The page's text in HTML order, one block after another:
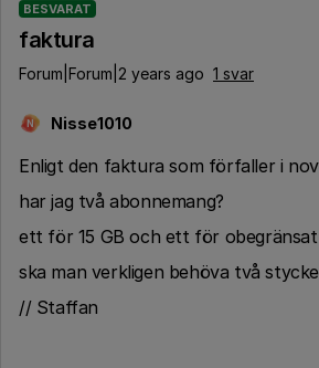
BESVARAT
faktura
Forum|Forum|2 years ago 1 svar
N Nisse1010
Enligt den faktura som förfaller i
har jag två abonnemang?
ett för 15 GB och ett för
ska man verkligen behöva två
// Staffan